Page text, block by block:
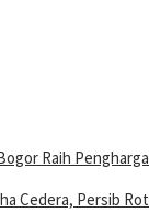
Raih
Cedera, Persib